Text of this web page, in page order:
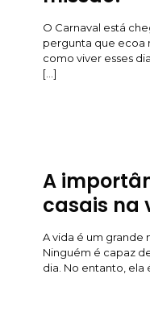
O Carnaval está
pergunta que ecoa
como viver esses
[…]
A
casais na
A vida é um grande
Ninguém é capaz
dia. No entanto,